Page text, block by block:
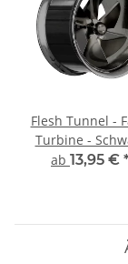
Flesh Tunnel -
Turbine -
ab 13,95 €